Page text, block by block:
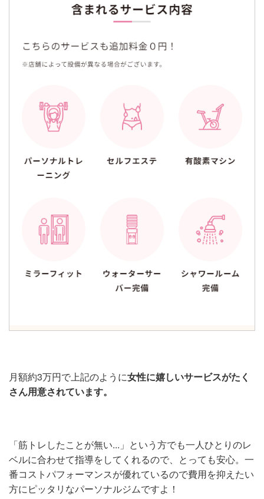
月額約3万円で上記のように女性に嬉しいサービスがたく
さん用意されています。
「筋トレしたことが無い...」という方でも一人ひとりのレ
ベルに合わせて指導をしてくれるので、とっても安心。一
番コストパフォーマンスが優れているので費用を抑えたい
方にピッタリなパーソナルジムですよ！